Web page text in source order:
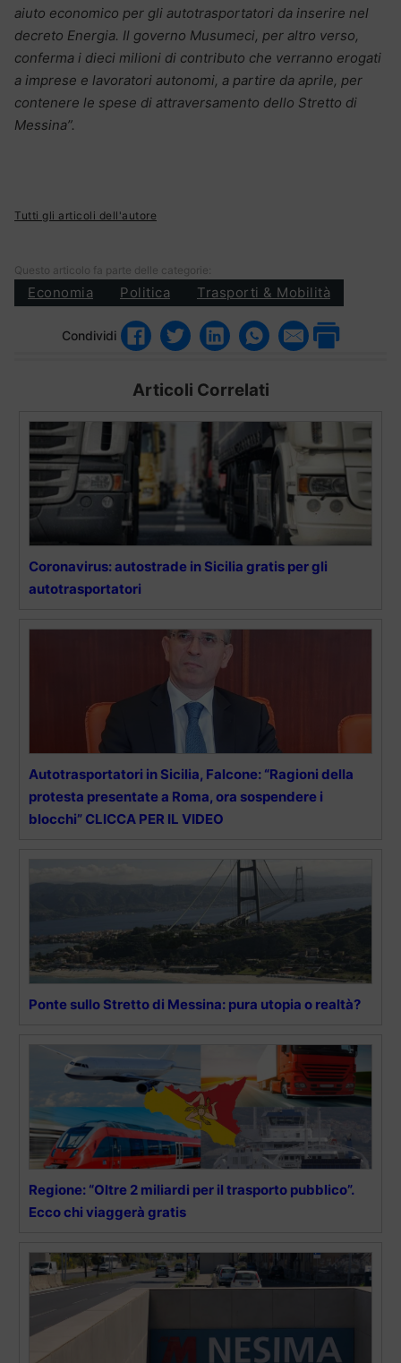
aiuto economico per gli autotrasportatori da inserire nel
decreto Energia. Il governo Musumeci, per altro verso,
conferma i dieci milioni di contributo che verranno erogati
a imprese e lavoratori autonomi, a partire da aprile, per
contenere le spese di attraversamento dello Stretto di
Messina”.
Tutti gli articoli dell'autore
Questo articolo fa parte delle categorie:
Economia Politica Trasporti & Mobilità
Condividi
Articoli Correlati
Coronavirus: autostrade in Sicilia gratis per gli
autotrasportatori
Autotrasportatori in Sicilia, Falcone: “Ragioni della
protesta presentate a Roma, ora sospendere i
blocchi” CLICCA PER IL VIDEO
Ponte sullo Stretto di Messina: pura utopia o realtà?
Regione: “Oltre 2 miliardi per il trasporto pubblico”.
Ecco chi viaggerà gratis